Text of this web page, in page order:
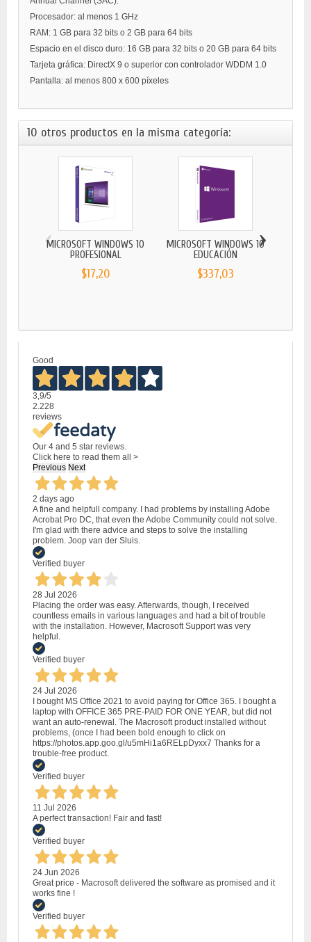
Procesador: al menos 1 GHz
RAM: 1 GB para 32 bits o 2 GB para 64 bits
Espacio en el disco duro: 16 GB para 32 bits o 20 GB para 64 bits
Tarjeta gráfica: DirectX 9 o superior con controlador WDDM 1.0
Pantalla: al menos 800 x 600 píxeles
10 otros productos en la misma categoría:
MICROSOFT WINDOWS 10
PROFESIONAL
$17,20
MICROSOFT WINDOWS 10
EDUCACIÓN
$337,03
‹ ›
Good
3,9/5
2.228
reviews
Our 4 and 5 star reviews.
Click here to read them all >
Previous Next
2 days ago
A fine and helpfull company. I had problems by installing Adobe
Acrobat Pro DC, that even the Adobe Community could not solve.
I'm glad with there advice and steps to solve the installing
problem. Joop van der Sluis.
Verified buyer
28 Jul 2026
Placing the order was easy. Afterwards, though, I received
countless emails in various languages and had a bit of trouble
with the installation. However, Macrosoft Support was very
helpful.
Verified buyer
24 Jul 2026
I bought MS Office 2021 to avoid paying for Office 365. I bought a
laptop with OFFICE 365 PRE-PAID FOR ONE YEAR, but did not
want an auto-renewal. The Macrosoft product installed without
problems, (once I had been bold enough to click on
https://photos.app.goo.gl/u5mHi1a6RELpDyxx7 Thanks for a
trouble-free product.
Verified buyer
11 Jul 2026
A perfect transaction! Fair and fast!
Verified buyer
24 Jun 2026
Great price - Macrosoft delivered the software as promised and it
works fine !
Verified buyer